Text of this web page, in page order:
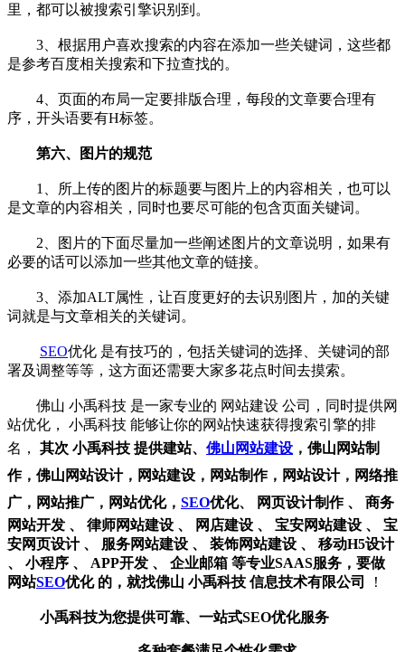
里，都可以被搜索引擎识别到。
3、根据用户喜欢搜索的内容在添加一些关键词，这些都
是参考百度相关搜索和下拉查找的。
4、页面的布局一定要排版合理，每段的文章要合理有
序，开头语要有H标签。
第六、图片的规范
1、所上传的图片的标题要与图片上的内容相关，也可以
是文章的内容相关，同时也要尽可能的包含页面关键词。
2、图片的下面尽量加一些阐述图片的文章说明，如果有
必要的话可以添加一些其他文章的链接。
3、添加ALT属性，让百度更好的去识别图片，加的关键
词就是与文章相关的关键词。
SEO优化 是有技巧的，包括关键词的选择、关键词的部
署及调整等等，这方面还需要大家多花点时间去摸索。
佛山 小禹科技 是一家专业的 网站建设 公司，同时提供网
站优化，
小禹科技 能够让你的网站快速获得搜索引擎的排
名，
其次 小禹科技 提供建站、 佛山网站建设 ， 佛山网站制
作， 佛山网站设计， 网站建设 ， 网站制作， 网站设计， 网络推
广 ， 网站推广 ， 网站优化， SEO优化、 网页设计制作 、
商务
网站开发 、 律师网站建设 、 网店建设 、 宝安网站建设 、
宝
安网页设计 、 服务网站建设 、 装饰网站建设 、
移动H5设计
、
小程序 、 APP开发 、 企业邮箱 等专业SAAS服务，要做
网站SEO优化 的，就找佛山 小禹科技 信息技术有限公司 ！
小禹科技为您提供可靠、一站式SEO优化服务